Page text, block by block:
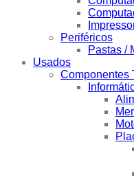
Periféricos
Pastas /
Usados
Componentes